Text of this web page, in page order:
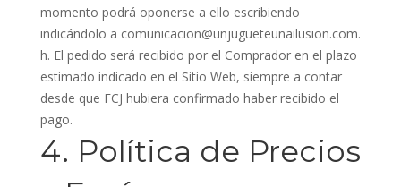
momento podrá oponerse a ello escribiendo
indicándolo a comunicacion@unjugueteunailusion.com.
El pedido será recibido por el Comprador en el plazo
estimado indicado en el Sitio Web, siempre a contar
desde que FCJ hubiera confirmado haber recibido el
pago.
4. Política de Precios